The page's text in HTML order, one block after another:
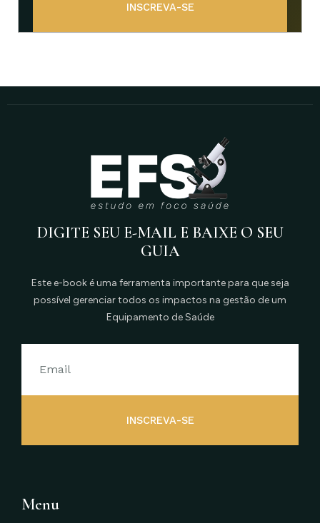
INSCREVA-SE
DIGITE SEU E-MAIL E BAIXE O SEU
GUIA
Este e-book é uma ferramenta importante para que seja
possível gerenciar todos os impactos na gestão de um
Equipamento de Saúde
INSCREVA-SE
Menu